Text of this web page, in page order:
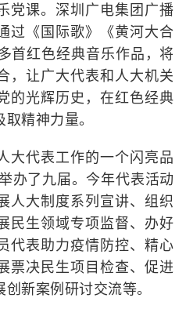
党课。深圳广电集团广播
过《国际歌》《黄河大合
首红色经典音乐作品，将
，让广大代表和人大机关
的光辉历史，在红色经典
精神力量。
大代表工作的一个闪亮品
办了九届。今年代表活动
人大制度系列宣讲、组织
民生领域专项监督、办好
代表助力疫情防控、精心
票决民生项目检查、促进
新案例研讨交流等。